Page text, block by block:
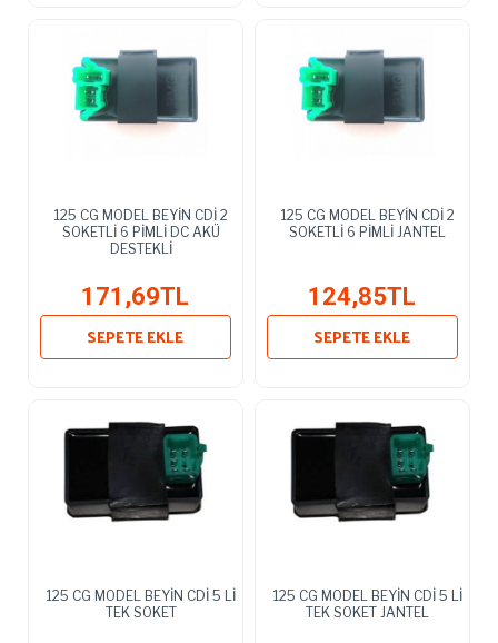
125 CG MODEL BEYİN CDİ 2
SOKETLİ 6 PİMLİ DC AKÜ
DESTEKLİ
171,69TL
SEPETE EKLE
125 CG MODEL BEYİN CDİ 2
SOKETLİ 6 PİMLİ JANTEL
124,85TL
SEPETE EKLE
125 CG MODEL BEYİN CDİ 5 Lİ
TEK SOKET
125 CG MODEL BEYİN CDİ 5 Lİ
TEK SOKET JANTEL